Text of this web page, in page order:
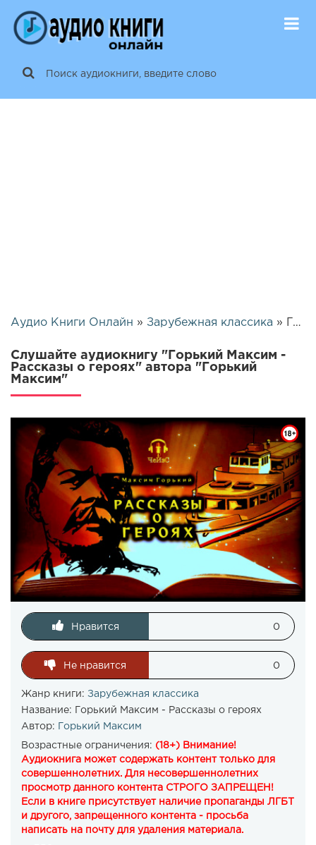
Аудио Книги Онлайн » Зарубежная классика » Горький Максим - Рассказы о героях | 7307
Слушайте аудиокнигу "Горький Максим -
Рассказы о героях" автора "Горький
Максим"
Нравится 0
Не нравится 0
Жанр книги: Зарубежная классика
Название: Горький Максим - Рассказы о героях
Автор:
Горький Максим
Возрастные ограничения: (18+) Внимание!
Аудиокнига может содержать контент только для
совершеннолетних. Для несовершеннолетних
просмотр данного контента СТРОГО ЗАПРЕЩЕН!
Если в книге присутствует наличие пропаганды ЛГБТ
и другого, запрещенного контента - просьба
написать на почту для удаления материала.